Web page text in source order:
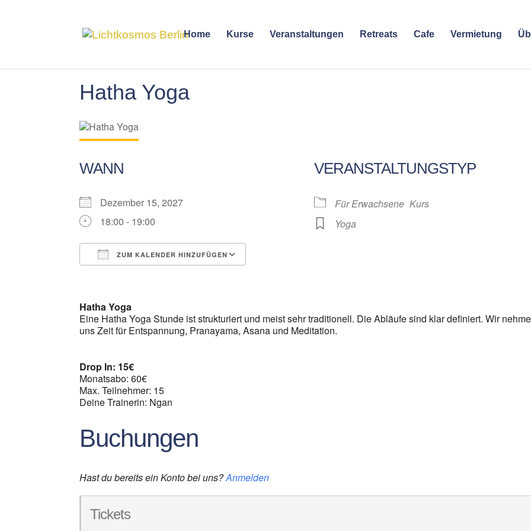
Home Kurse Veranstaltungen Retreats Cafe Vermietung
Hatha Yoga
WANN
Dezember 15, 2027
18:00 - 19:00
ZUM KALENDER HINZUFÜGEN
VERANSTALTUNGSTYP
Für Erwachsene Kurs
Yoga
Hatha Yoga
Eine Hatha Yoga Stunde ist strukturiert und meist sehr traditionell. Die Abläufe sind klar definiert. Wir
uns Zeit für Entspannung, Pranayama, Asana und Meditation.
Drop In: 15€
Monatsabo: 60€
Max. Teilnehmer: 15
Deine Trainerin: Ngan
Buchungen
Hast du bereits ein Konto bei uns?Anmelden
Tickets